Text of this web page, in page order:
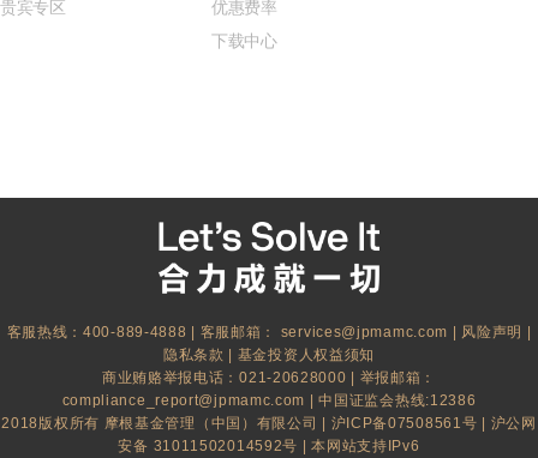
贵宾专区
优惠费率
下载中心
客服热线：400-889-4888 | 客服邮箱： services@jpmamc.com 风险声明
隐私条款
基金投资人权益须知
商业贿赂举报电话：021-20628000 | 举报邮箱：
compliance_report@jpmamc.com
| 中国证监会热线:12386
2018版权所有 摩根基金管理（中国）有限公司 | 沪ICP备07508561号
沪公网
安备 31011502014592号
| 本网站支持IPv6